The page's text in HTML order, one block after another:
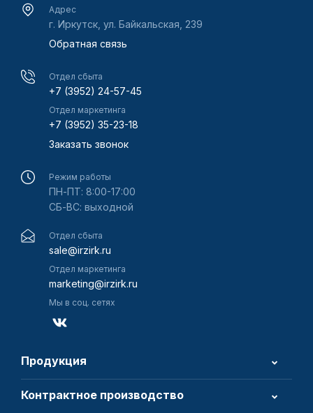
Адрес
г. Иркутск, ул. Байкальская, 239
Обратная связь
Отдел сбыта
+7 (3952) 24-57-45
Отдел маркетинга
+7 (3952) 35-23-18
Заказать звонок
Режим работы
ПН-ПТ: 8:00-17:00
СБ-ВС: выходной
Отдел сбыта
sale@irzirk.ru
Отдел маркетинга
marketing@irzirk.ru
Мы в соц. сетях
Продукция
Контрактное производство